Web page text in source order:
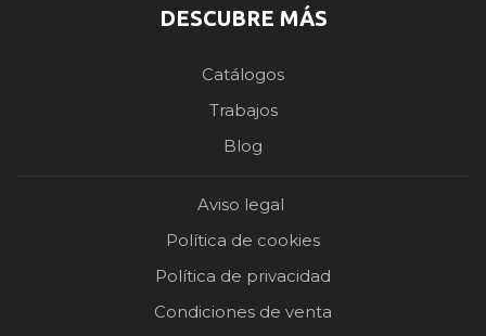
DESCUBRE MÁS
Catálogos
Trabajos
Blog
Aviso legal
Política de cookies
Política de privacidad
Condiciones de venta